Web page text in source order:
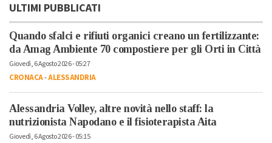
ULTIMI PUBBLICATI
Quando sfalci e rifiuti organici creano un fertilizzante:
da Amag Ambiente 70 compostiere per gli Orti in Città
Giovedì, 6 Agosto 2026 - 05:27
CRONACA-ALESSANDRIA
Alessandria Volley, altre novità nello staff: la
nutrizionista Napodano e il fisioterapista Aita
Giovedì, 6 Agosto 2026 - 05:15